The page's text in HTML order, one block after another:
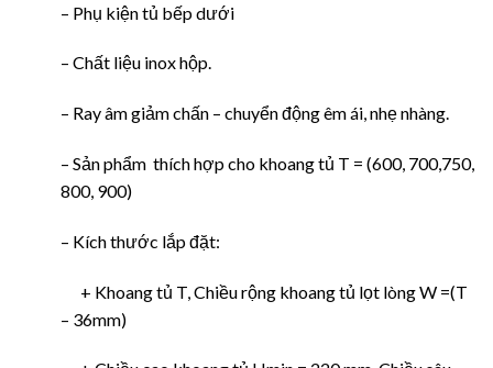
– Phụ kiện tủ bếp dưới
– Chất liệu inox hộp.
– Ray âm giảm chấn – chuyển động êm ái, nhẹ nhàng.
– Sản phẩm thích hợp cho khoang tủ T = (600, 700,750,
800, 900)
– Kích thước lắp đặt:
+ Khoang tủ T, Chiều rộng khoang tủ lọt lòng W =(T
– 36mm)